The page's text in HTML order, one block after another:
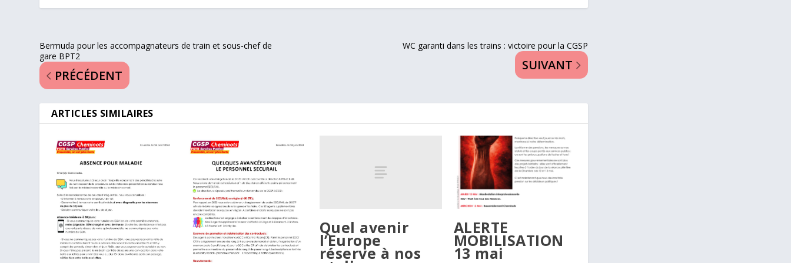
Bermuda pour les accompagnateurs de train et sous-chef de
gare BPT2
PRÉCÉDENT
WC garanti dans les trains : victoire pour la CGSP
SUIVANT
ARTICLES SIMILAIRES
Quel avenir
l’Europe
réserve à nos
ALERTE
MOBILISATION
13 mai